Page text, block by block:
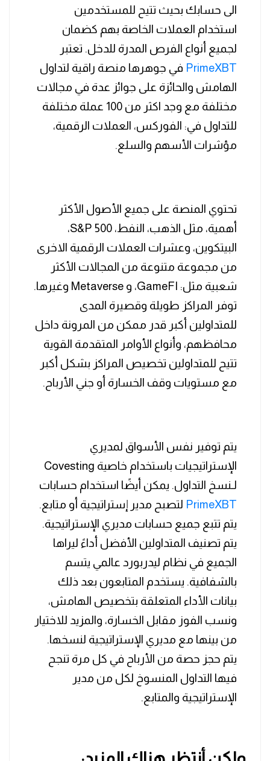
الى حسابك بحيث تتيح للمستخدمين
استخدام العملات الخاصة بهم كضمان
لجميع أنواع الفرص المدرة للدخل. تعتبر
PrimeXBT في جوهرها منصة راقية لتداول
الهامش والحائزة على جوائز عدة في مجالات
مختلفة مع وجد اكثر من 100 عملة مختلفة
للتداول في: الفوركس، العملات الرقمية،
مؤشرات الأسهم والسلع.
تحتوي المنصة على جميع الأصول الأكثر
أهمية، مثل الذهب، النفط، S&P 500،
البيتكوين، وعشرات العملات الرقمية الاخرى
من مجموعة متنوعة من المجالات الأكثر
شعبية مثل: GameFI، و Metaverse وغيرها.
توفر المراكز طويلة وقصيرة المدى
للمتداولين أكبر قدر ممكن من المرونة داخل
محافظهم، وأنواع الأوامر المتقدمة القوية
تتيح للمتداولين تخصيص المراكز بشكل أكبر
مع مستويات وقف الخسارة أو جني الأرباح.
يتم توفير نفس الأسواق لمديري
الإستراتيجيات باستخدام خاصية Covesting
لـنسخ التداول. يمكن أيضًا استخدام حسابات
PrimeXBT لتصبح مدير إستراتيجية أو متابع.
يتم تتبع جميع حسابات مديري الإستراتيجية.
يتم تصنيف المتداولين الأفضل أداءً ليراها
الجميع في نظام ليدربورد عالمي يتسم
بالشفافية. يستخدم المتابعون بعد ذلك
بيانات الأداء المتعلقة بتخصيص الهامش،
ونسب الفوز مقابل الخسارة، والمزيد للاختيار
من بينها مع مديري الإستراتيجية لنسخها.
يتم حجز حصة من الأرباح في كل مرة تنجح
فيها التداول المنسوخ لكل من مدير
الإستراتيجية والمتابع.